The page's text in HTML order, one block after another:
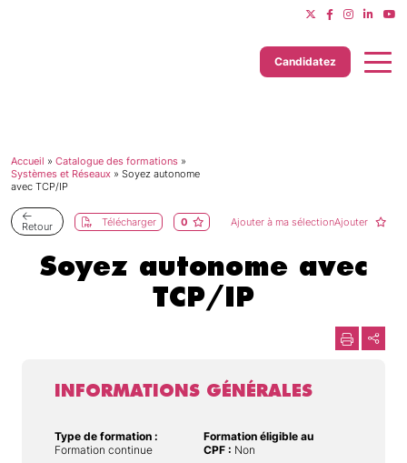
Candidatez
Accueil » Catalogue des formations »
Systèmes et Réseaux » Soyez autonome
avec TCP/IP
Retour Télécharger 0 Ajouter à ma sélectionAjouter
Soyez autonome avec
TCP/IP
INFORMATIONS GÉNÉRALES
Type de formation :
Formation continue
Formation éligible au
CPF : Non